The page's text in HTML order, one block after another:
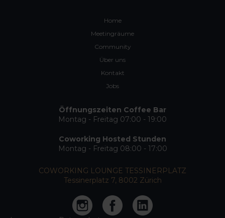
Home
Meetingräume
Community
Über uns
Kontakt
Jobs
Öffnungszeiten Coffee Bar
Montag - Freitag 07:00 - 19:00
Coworking Hosted Stunden
Montag - Freitag 08:00 - 17:00
COWORKING LOUNGE TESSINERPLATZ
Tessinerplatz 7, 8002 Zürich